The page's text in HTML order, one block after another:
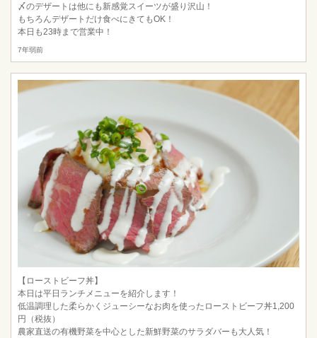
〆のデザートは他にも新感覚スイーツが盛り沢山！
もちろんデザートだけ食べにきてもOK！
本日も23時まで営業中！
7年弱前
【ローストビーフ丼】
本日は平日ランチメニューを紹介します！
低温調理した柔らかくジューシーなお肉を使ったローストビーフ丼1,200
円（税抜）
農家直送の有機野菜を中心とした新鮮野菜のサラダバーも大人気！